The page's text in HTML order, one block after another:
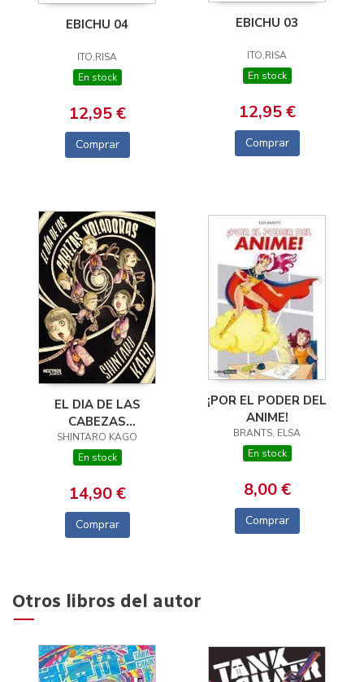
EBICHU 04
ITO,RISA
En stock
12,95 €
Comprar
EBICHU 03
ITO,RISA
En stock
12,95 €
Comprar
EL DIA DE LAS
CABEZAS
VOLADORAS
SHINTARO KAGO
En stock
14,90 €
Comprar
¡POR EL PODER DEL
ANIME!
BRANTS, ELSA
En stock
8,00 €
Comprar
Otros libros del autor